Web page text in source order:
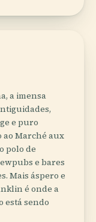
a imensa
e puro
ao Marché aux
polo de
e bares
Mais áspero e
é onde a
está sendo